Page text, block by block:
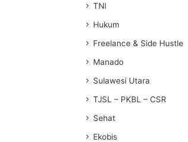
TNI
Hukum
Freelance & Side Hustle
Manado
Sulawesi Utara
TJSL – PKBL – CSR
Sehat
Ekobis